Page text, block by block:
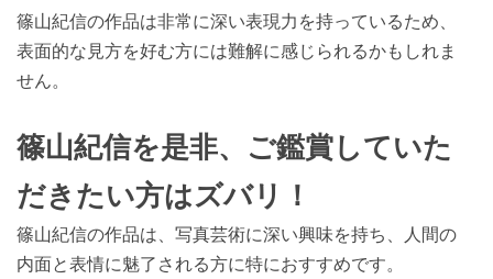
篠山紀信の作品は非常に深い表現力を持っているため、
表面的な見方を好む方には難解に感じられるかもしれま
せん。
篠山紀信を是非、ご鑑賞していた
だきたい方はズバリ！
篠山紀信の作品は、写真芸術に深い興味を持ち、人間の
内面と表情に魅了される方に特におすすめです。